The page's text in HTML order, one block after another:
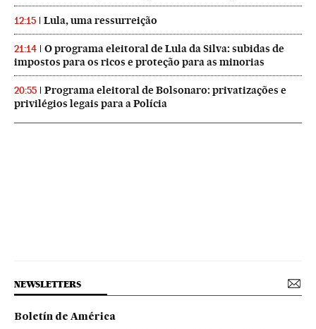
12:15 Lula, uma ressurreição
21:14
O programa eleitoral de Lula da Silva: subidas de
impostos para os ricos e proteção para as minorias
20:55
Programa eleitoral de Bolsonaro: privatizações e
privilégios legais para a Polícia
NEWSLETTERS
Boletín de América